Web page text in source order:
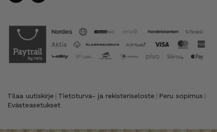
Tilaa uutiskirje Tietoturva- ja rekisteriseloste Peru sopimus
Evästeasetukset